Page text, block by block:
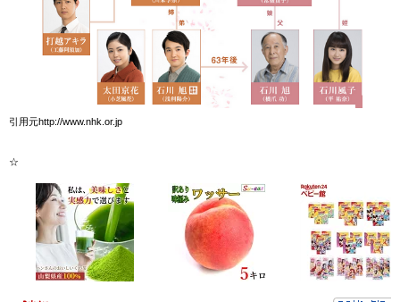
引用元http://www.nhk.or.jp
☆